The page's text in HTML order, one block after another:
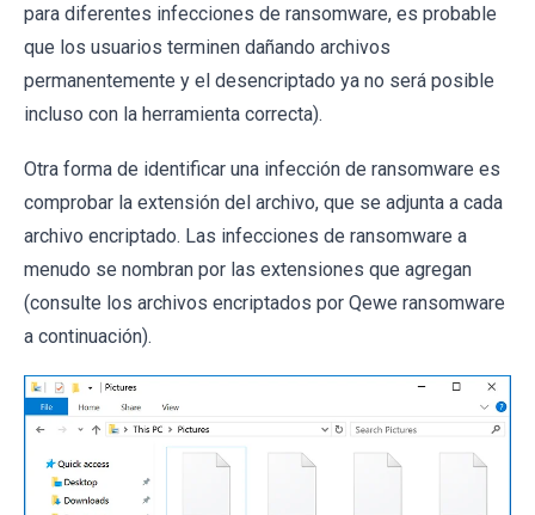
para diferentes infecciones de ransomware, es probable
que los usuarios terminen dañando archivos
permanentemente y el desencriptado ya no será posible
incluso con la herramienta correcta).
Otra forma de identificar una infección de ransomware es
comprobar la extensión del archivo, que se adjunta a cada
archivo encriptado. Las infecciones de ransomware a
menudo se nombran por las extensiones que agregan
(consulte los archivos encriptados por Qewe ransomware
a continuación).